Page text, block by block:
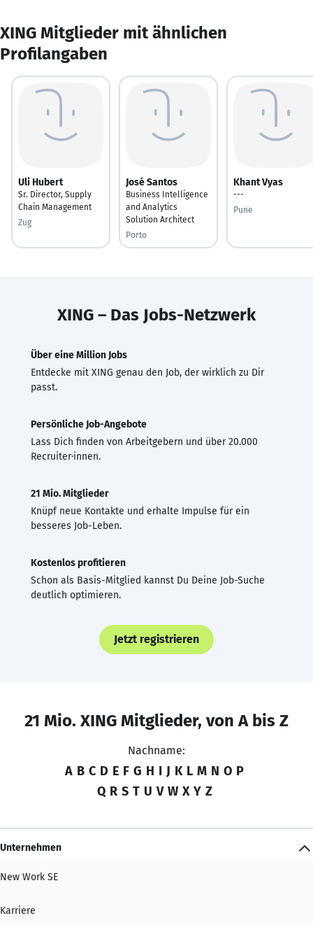
XING Mitglieder mit ähnlichen
Profilangaben
Uli Hubert
Sr. Director, Supply
Chain Management
Zug
José Santos
Business Intelligence
and Analytics
Solution Architect
Porto
Khant Vyas
---
Pune
XING – Das Jobs-Netzwerk
Über eine Million Jobs
Entdecke mit XING genau den Job, der wirklich zu Dir
passt.
Persönliche Job-Angebote
Lass Dich finden von Arbeitgebern und über 20.000
Recruiter·innen.
21 Mio. Mitglieder
Knüpf neue Kontakte und erhalte Impulse für ein
besseres Job-Leben.
Kostenlos profitieren
Schon als Basis-Mitglied kannst Du Deine Job-Suche
deutlich optimieren.
Jetzt registrieren
21 Mio. XING Mitglieder, von A bis Z
Nachname:
A B C D E F G H I J K L M N O P
Q R S T U V W X Y Z
Unternehmen
New Work SE
Karriere